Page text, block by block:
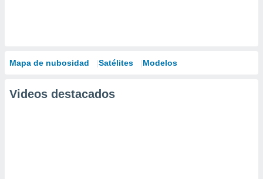
Mapa de nubosidad Satélites Modelos
Videos destacados